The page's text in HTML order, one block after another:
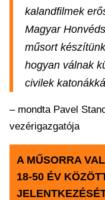
kalandfilmek
Magyar
műsort
hogyan válnak
civilek
– mondta Pavel
vezérigazgatója
A MŰSORRA
18-50 ÉV